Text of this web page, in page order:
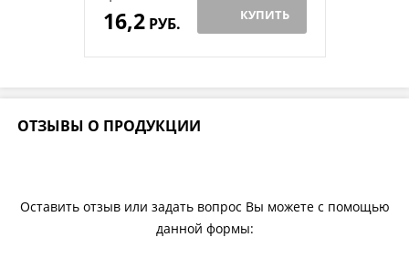
16,2РУБ. КУПИТЬ
ОТЗЫВЫ О ПРОДУКЦИИ
Оставить отзыв или задать вопрос Вы можете с помощью
данной формы: